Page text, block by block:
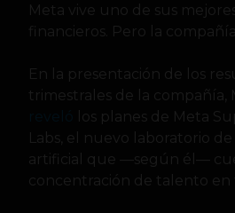
Meta vive uno de sus
financieros. Pero la
En la presentación de los
trimestrales de la
los planes de Meta
Labs, el nuevo laboratorio
artificial que —según él—
concentración de talento en